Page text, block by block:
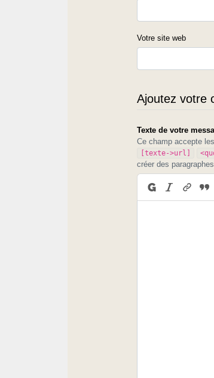
Votre site web
Ajoutez votre
Texte de votre
Ce champ accepte
[texte->url]
créer des